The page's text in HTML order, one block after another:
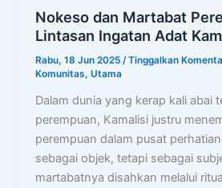
Nokeso dan Martabat
Lintasan Ingatan Adat
Rabu, 18 Jun 2025/Tinggalkan
Komunitas,Utama
Dalam dunia yang kerap kali abai
perempuan, Kamalisi justru
perempuan dalam pusat
sebagai objek, tetapi sebagai
martabatnya disahkan melalui